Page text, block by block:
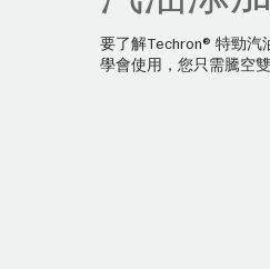
要了解Techron® 特勁汽
學會使用，您只需騰空雙